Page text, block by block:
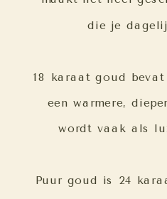
die je
18 karaat goud
een warmere,
wordt vaak als
Puur goud is 24